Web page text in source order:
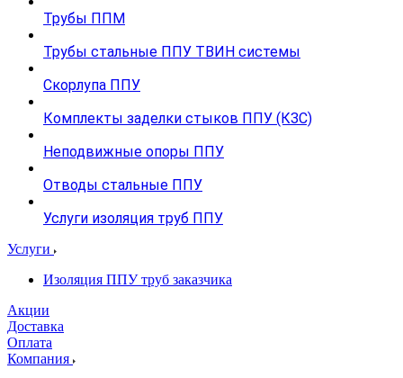
Трубы ППМ
Трубы стальные ППУ ТВИН системы
Скорлупа ППУ
Комплекты заделки стыков ППУ (КЗС)
Неподвижные опоры ППУ
Отводы стальные ППУ
Услуги изоляция труб ППУ
Услуги
Изоляция ППУ труб заказчика
Акции
Доставка
Оплата
Компания